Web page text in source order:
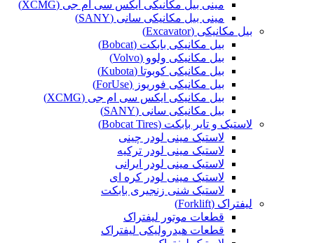
مینی بیل مکانیکی ایکس سی ام جی (XCMG)
مینی بیل مکانیکی سانی (SANY)
بیل مکانیکی (Excavator)
بیل مکانیکی بابکت (Bobcat)
بیل مکانیکی ولوو (Volvo)
بیل مکانیکی کوبوتا (Kubota)
بیل مکانیکی فوریوز (ForUse)
بیل مکانیکی ایکس سی ام جی (XCMG)
بیل مکانیکی سانی (SANY)
لاستیک و تایر بابکت (Bobcat Tires)
لاستیک مینی لودر چینی
لاستیک مینی لودر ترکیه
لاستیک مینی لودر ایرانی
لاستیک مینی لودر کره ای
لاستیک شنی زنجیری بابکت
لیفتراک (Forklift)
قطعات موتور لیفتراک
قطعات هیدرولیکی لیفتراک